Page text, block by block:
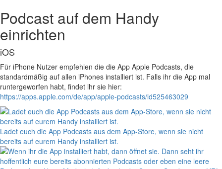
Podcast auf dem Handy
einrichten
iOS
Für iPhone Nutzer empfehlen die die App Apple Podcasts, die
standardmäßig auf allen iPhones installiert ist. Falls ihr die App mal
runtergeworfen habt, findet ihr sie hier:
https://apps.apple.com/de/app/apple-podcasts/id525463029
Ladet euch die App Podcasts aus dem App-Store, wenn sie nicht
bereits auf eurem Handy installiert ist.